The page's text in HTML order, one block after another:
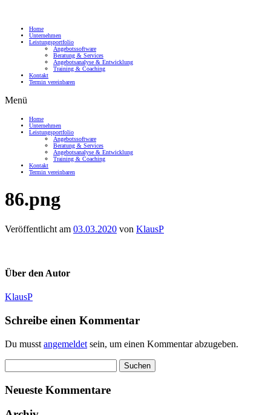
Home
Unternehmen
Leistungsportfolio
Angebotssoftware
Beratung & Services
Angebotsanalyse & Entwicklung
Training & Coaching
Kontakt
Termin vereinbaren
Menü
Home
Unternehmen
Leistungsportfolio
Angebotssoftware
Beratung & Services
Angebotsanalyse & Entwicklung
Training & Coaching
Kontakt
Termin vereinbaren
86.png
Veröffentlicht am 03.03.2020 von KlausP
Über den Autor
KlausP
Schreibe einen Kommentar
Du musst angemeldet sein, um einen Kommentar abzugeben.
nach:
Neueste Kommentare